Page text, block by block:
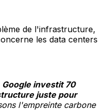
de l'infrastructure,
les data centers
Google investit 70
juste pour
l'empreinte carbone